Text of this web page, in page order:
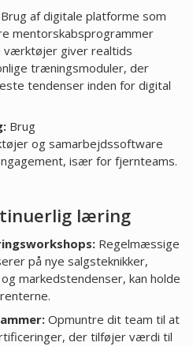
af digitale platforme som
mentorskabsprogrammer
værktøjer giver realtids
træningsmoduler, der
tendenser inden for digital
Brug
og samarbejdssoftware
især for fjernteams.
læring
Regelmæssige
på nye salgsteknikker,
markedstendenser, kan holde
Opmuntre dit team til at
der tilføjer værdi til